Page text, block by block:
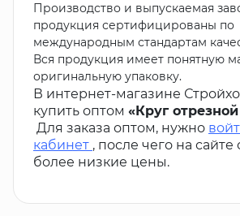
Производство и выпускаемая
продукция сертифицированы по
международным стандартам
Вся продукция имеет понятную
оригинальную упаковку.
В интернет-магазине
купить оптом «Круг отрезной
Для заказа оптом, нужно
кабинет , после чего на сайте
более низкие цены.